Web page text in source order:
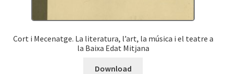
Cort i Mecenatge. La literatura, l’art, la música i el teatre a
la Baixa Edat Mitjana
Download